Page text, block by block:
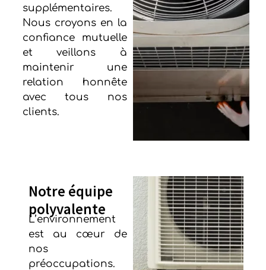
supplémentaires.
Nous croyons en la
confiance mutuelle
et veillons à
maintenir une
relation honnête
avec tous nos
clients.
Notre équipe
polyvalente
L’environnement
est au cœur de
nos
préoccupations.